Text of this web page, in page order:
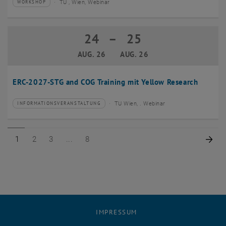
Veranstaltungstyp:
WORKSHOP
Veranstaltungsort:TU , Wien, Webinar
ERC-2027-STG and COG Training mit Yellow Research
24
AUG. 26
24 August 2026 bis 25 August 2026
– 25
AUG. 26
Veranstaltungstyp:
INFORMATIONSVERANSTALTUNG
Veranstaltungsort: TU Wien, . Webinar
Seite 1 von 8
1 Seite 2 von 8
2 Seite 3 von 8
3 Seite 8 von 8
8
IMPRESSUM